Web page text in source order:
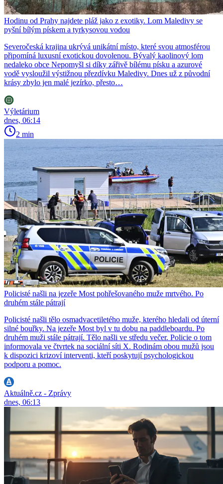
Hodinu od Prahy najdete pláž jako z exotiky. Lom Maledivy se
pyšní bílým pískem a tyrkysovou vodou
Severočeská krajina ukrývá unikátní místo, které svou atmosférou
připomíná luxusní exotickou dovolenou. Bývalý kaolinový lom
nedaleko obce Nepomyšl si díky zářivě bílému písku a azurové
vodě vysloužil výstižnou přezdívku Maledivy. Dnes už z původní
krásy zbylo jen malé jezírko, přesto…
Výletárium
dnes, 06:14
2 min
Policisté našli na jezeře Most pohřešovaného muže mrtvého. Po
druhém stále pátrají
Policisté našli tělo osmadvacetiletého muže, kterého hledali od úterní
silné bouřky. Na jezeře Most byl v tu dobu na paddleboardu. Po
druhém muži stále pátrají. Tělo našli ve středu večer. Policie o tom
informovala ve čtvrtek na sociální síti X. Rodinám obou mužů jsou
k dispozici krizoví interventi, kteří poskytují psychologickou
podporu a pomoc.
Aktuálně.cz - Zprávy
dnes, 06:13